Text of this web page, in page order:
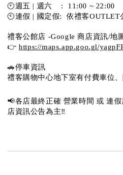
🕙週五 | 週六    :  11:00 ~ 22:00
🕙連假 | 國定假:  依禮客OUTLET
禮客公館店 -Google 商店資訊/地
👉 https://maps.app.goo.gl/
🚗停車資訊
禮客購物中心地下室有付費車位
📢各店最終正確 營業時間 或 連
店資訊公告為主‼️